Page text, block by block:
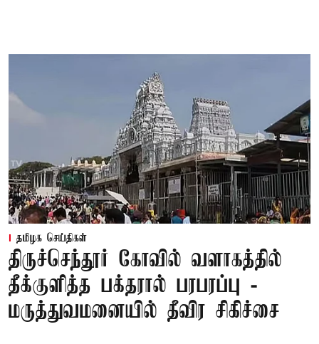
தமிழக செய்திகள்
திருச்செந்தூர் கோவில் வளாகத்தில்
தீக்குளித்த பக்தரால் பரபரப்பு -
மருத்துவமனையில் தீவிர சிகிச்சை